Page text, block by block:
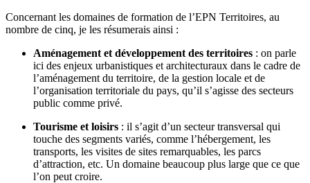
Concernant les domaines de formation de l’EPN Territoires, au
nombre de cinq, je les résumerais ainsi :
Aménagement et développement des territoires : on parle
ici des enjeux urbanistiques et architecturaux dans le cadre de
l’aménagement du territoire, de la gestion locale et de
l’organisation territoriale du pays, qu’il s’agisse des secteurs
public comme privé.
Tourisme et loisirs : il s’agit d’un secteur transversal qui
touche des segments variés, comme l’hébergement, les
transports, les visites de sites remarquables, les parcs
d’attraction, etc. Un domaine beaucoup plus large que ce que
l’on peut croire.